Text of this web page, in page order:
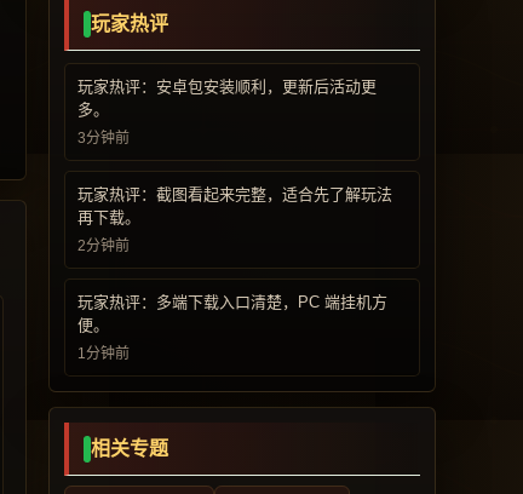
玩家热评
玩家热评：安卓包安装顺利，更新后活动更
多。
3分钟前
玩家热评：截图看起来完整，适合先了解玩法
再下载。
2分钟前
玩家热评：多端下载入口清楚，PC 端挂机方
便。
1分钟前
相关专题